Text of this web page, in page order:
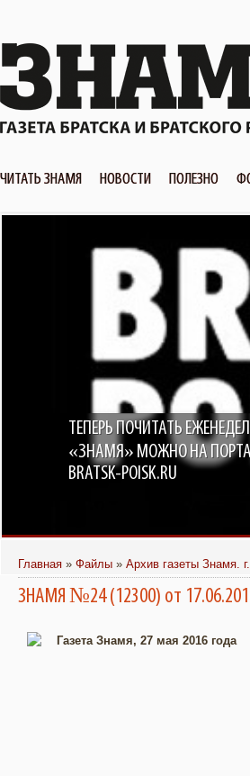
ЧИТАТЬ ЗНАМЯ НОВОСТИ ПОЛЕЗНО
ТЕПЕРЬ ПОЧИТАТЬ
«ЗНАМЯ» МОЖНО НА
BRATSK-POISK.RU
Главная » Файлы » Архив газеты Знамя.
ЗНАМЯ №24 (12300) от